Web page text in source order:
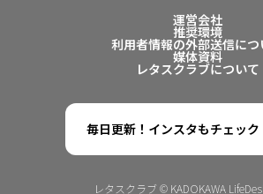
運営会社
推奨環境
利用者情報の外部送信につ
媒体資料
レタスクラブについて
毎日更新！インスタもチェック
レタスクラブ © KADOKAWA